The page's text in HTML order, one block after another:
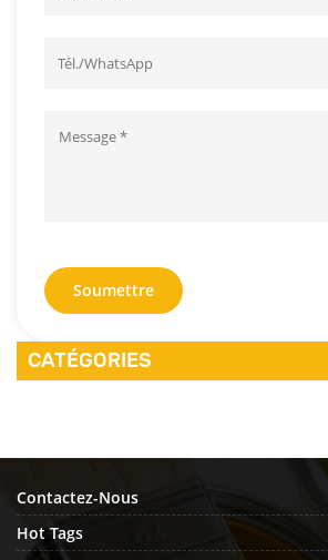
Soumettre
CATÉGORIES
Contactez-Nous
Hot Tags